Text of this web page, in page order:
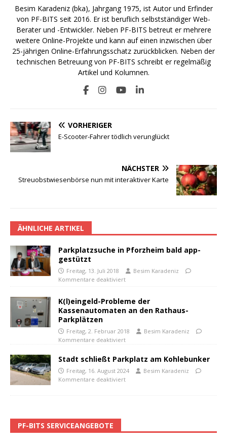
Besim Karadeniz (bka), Jahrgang 1975, ist Autor und Erfinder
von PF-BITS seit 2016. Er ist beruflich selbstständiger Web-
Berater und -Entwickler. Neben PF-BITS betreut er mehrere
weitere Online-Projekte und kann auf einen inzwischen über
25-jährigen Online-Erfahrungsschatz zurückblicken. Neben der
technischen Betreuung von PF-BITS schreibt er regelmäßig
Artikel und Kolumnen.
VORHERIGER
E-Scooter-Fahrer tödlich verunglückt
NÄCHSTER
Streuobstwiesenbörse nun mit interaktiver Karte
ÄHNLICHE ARTIKEL
Parkplatzsuche in Pforzheim bald app-
gestützt
Freitag, 13. Juli 2018
Besim Karadeniz
Kommentare deaktiviert
K(l)eingeld-Probleme der
Kassenautomaten an den Rathaus-
Parkplätzen
Freitag, 2. Februar 2018
Besim Karadeniz
Kommentare deaktiviert
Stadt schließt Parkplatz am Kohlebunker
Freitag, 16. August 2024
Besim Karadeniz
Kommentare deaktiviert
PF-BITS SERVICEANGEBOTE